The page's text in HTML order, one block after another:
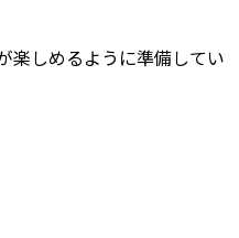
楽しめるように準備してい